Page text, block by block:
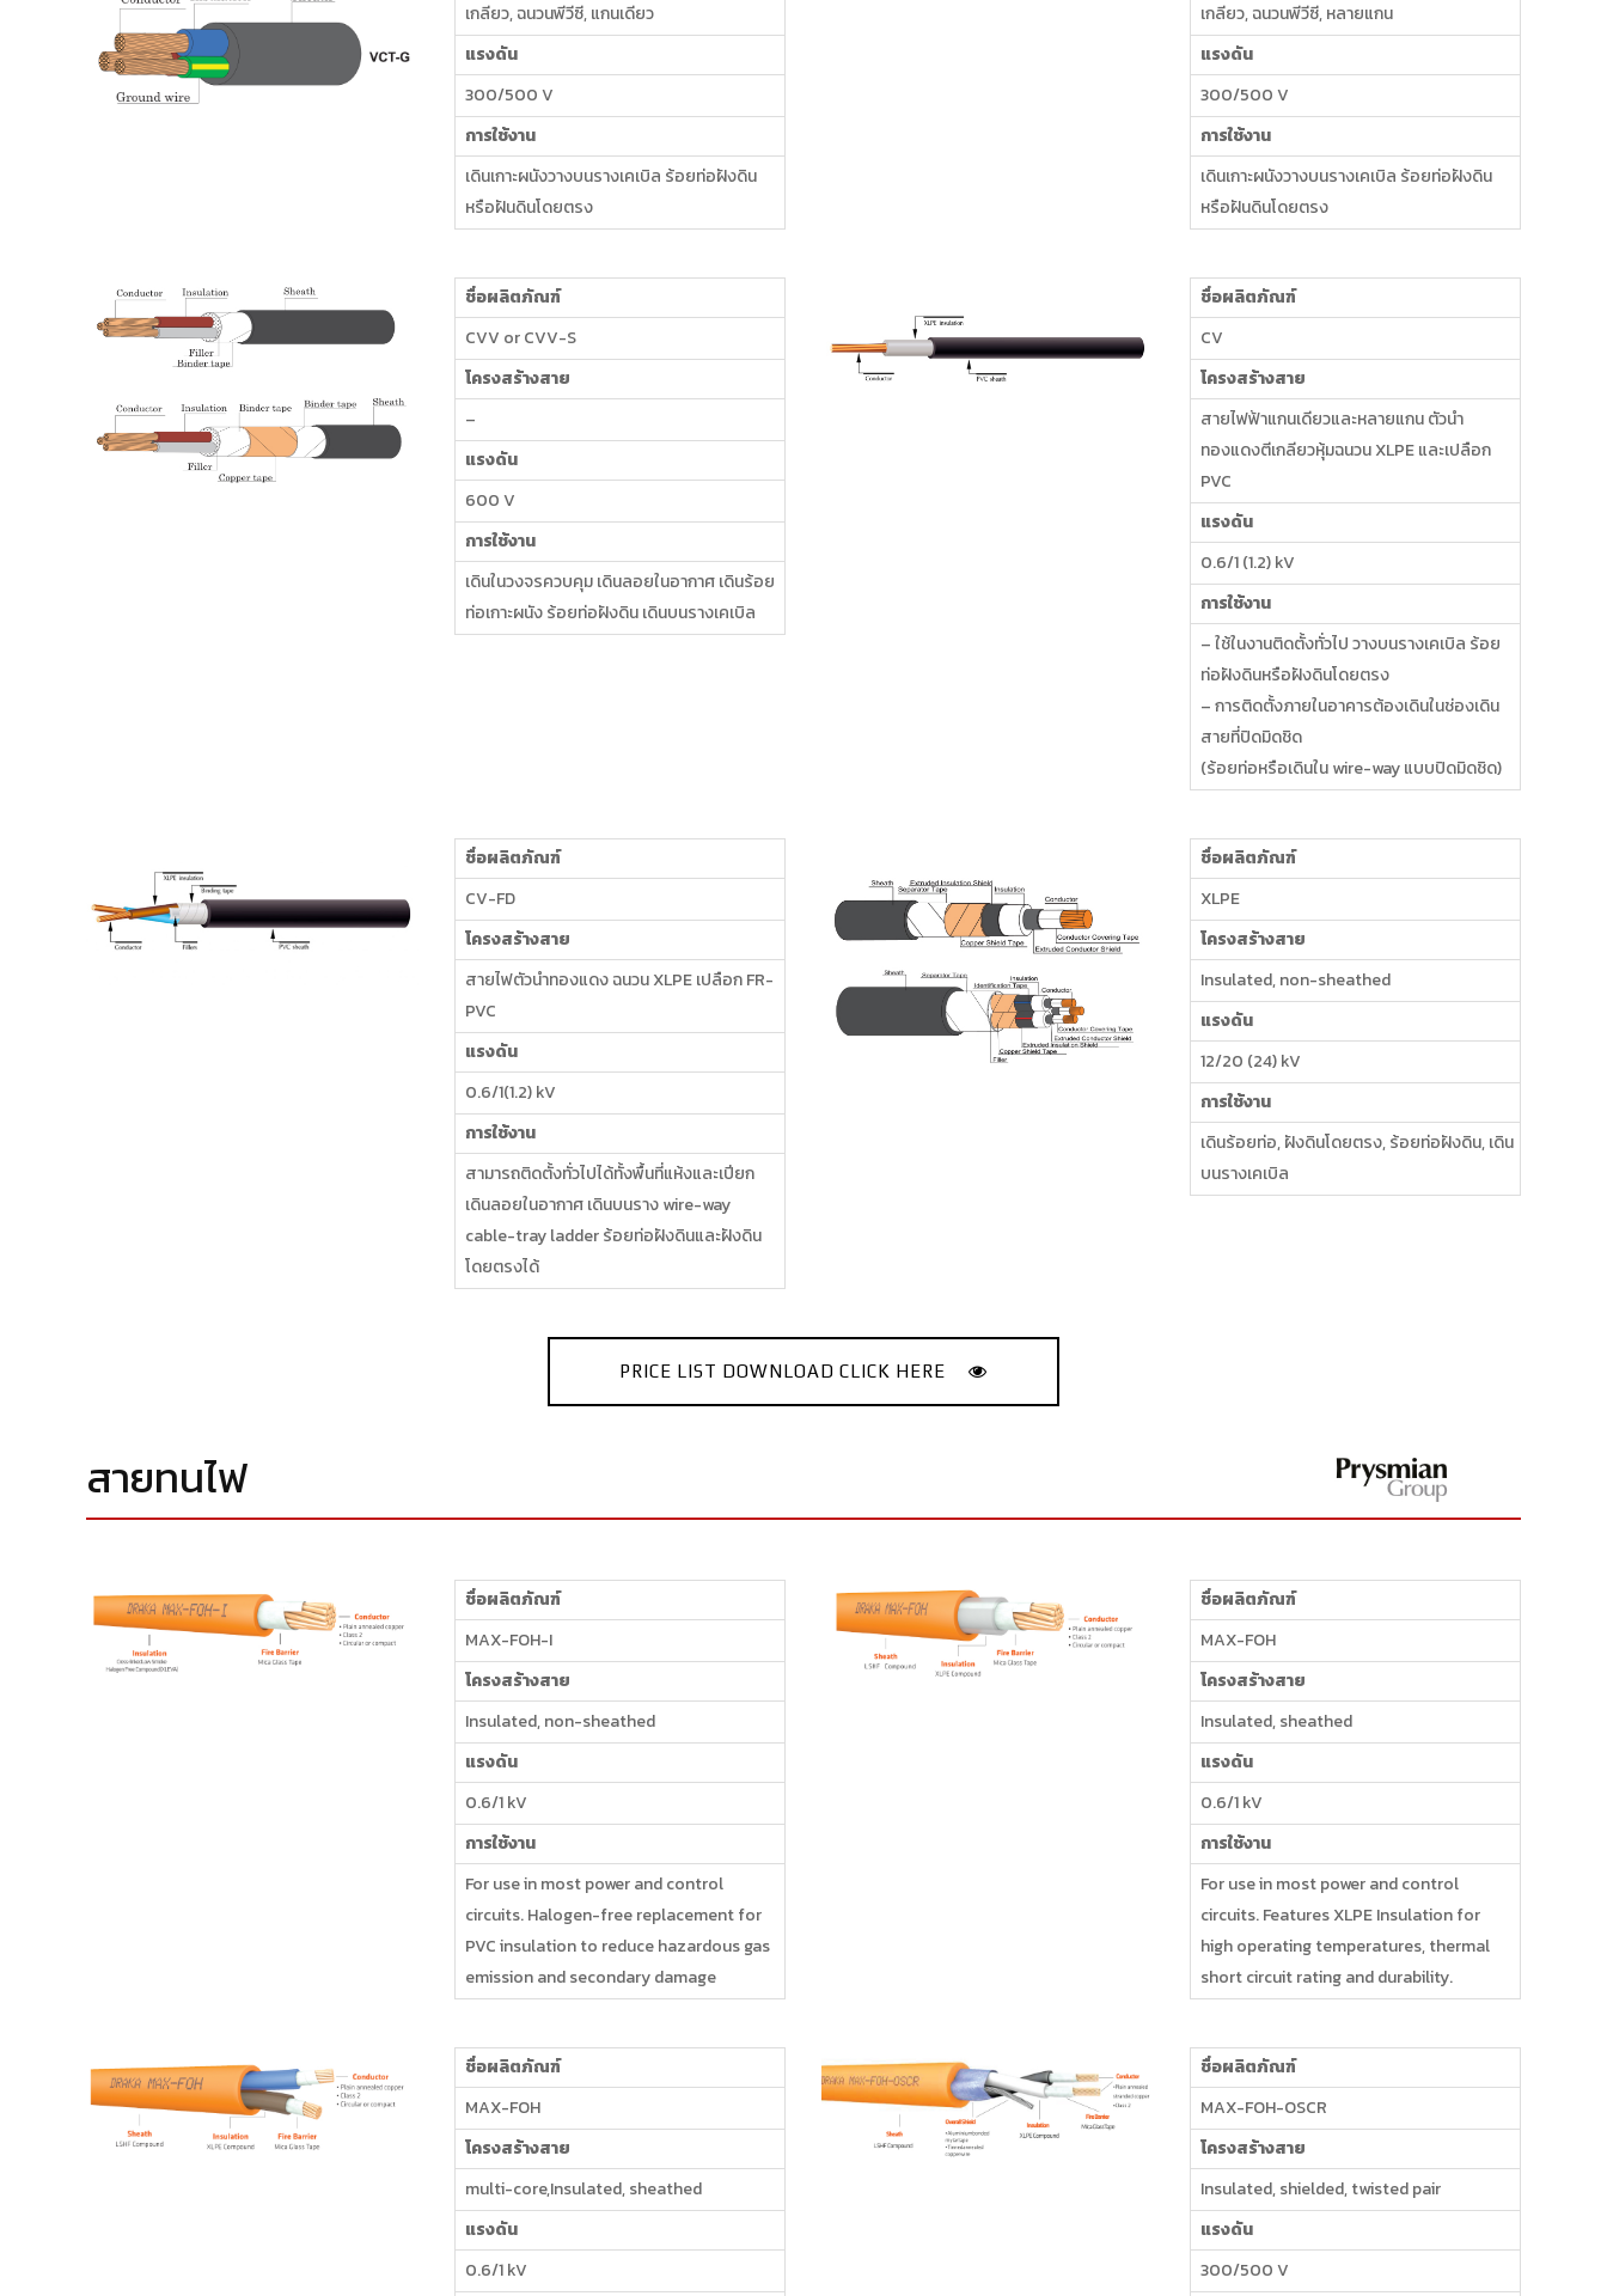
เกลียว, ฉนวนพีวีซี, แกนเดียว
แรงดัน
300/500 V
การใช้งาน
เดินเกาะผนังวางบนรางเคเบิล ร้อยท่อฝังดิน
หรือฝันดินโดยตรง
เกลียว, ฉนวนพีวีซี, หลายแกน
แรงดัน
300/500 V
การใช้งาน
เดินเกาะผนังวางบนรางเคเบิล ร้อยท่อฝังดิน
หรือฝันดินโดยตรง
ชื่อผลิตภัณฑ์
CVV or CVV-S
โครงสร้างสาย
–
แรงดัน
600 V
การใช้งาน
เดินในวงจรควบคุม เดินลอยในอากาศ เดินร้อย
ท่อเกาะผนัง ร้อยท่อฝังดิน เดินบนรางเคเบิล
ชื่อผลิตภัณฑ์
CV
โครงสร้างสาย
สายไฟฟ้าแกนเดียวและหลายแกน ตัวนำ
ทองแดงตีเกลียวหุ้มฉนวน XLPE และเปลือก
PVC
แรงดัน
0.6/1 (1.2) kV
การใช้งาน
– ใช้ในงานติดตั้งทั่วไป วางบนรางเคเบิล ร้อย
ท่อฝังดินหรือฝังดินโดยตรง
– การติดตั้งภายในอาคารต้องเดินในช่องเดิน
สายที่ปิดมิดชิด
(ร้อยท่อหรือเดินใน wire-way แบบปิดมิดชิด)
ชื่อผลิตภัณฑ์
CV-FD
โครงสร้างสาย
สายไฟตัวนำทองแดง ฉนวน XLPE เปลือก FR-
PVC
แรงดัน
0.6/1(1.2) kV
การใช้งาน
สามารถติดตั้งทั่วไปได้ทั้งพื้นที่แห้งและเปียก
เดินลอยในอากาศ เดินบนราง wire-way
cable-tray ladder ร้อยท่อฝังดินและฝังดิน
โดยตรงได้
ชื่อผลิตภัณฑ์
XLPE
โครงสร้างสาย
Insulated, non-sheathed
แรงดัน
12/20 (24) kV
การใช้งาน
เดินร้อยท่อ, ฝังดินโดยตรง, ร้อยท่อฝังดิน, เดิน
บนรางเคเบิล
PRICE LIST DOWNLOAD CLICK HERE
สายทนไฟ
ชื่อผลิตภัณฑ์
MAX-FOH-I
โครงสร้างสาย
Insulated, non-sheathed
แรงดัน
0.6/1 kV
การใช้งาน
For use in most power and control
circuits. Halogen-free replacement for
PVC insulation to reduce hazardous gas
emission and secondary damage
ชื่อผลิตภัณฑ์
MAX-FOH
โครงสร้างสาย
Insulated, sheathed
แรงดัน
0.6/1 kV
การใช้งาน
For use in most power and control
circuits. Features XLPE Insulation for
high operating temperatures, thermal
short circuit rating and durability.
ชื่อผลิตภัณฑ์
MAX-FOH
โครงสร้างสาย
multi-core,Insulated, sheathed
แรงดัน
0.6/1 kV
ชื่อผลิตภัณฑ์
MAX-FOH-OSCR
โครงสร้างสาย
Insulated, shielded, twisted pair
แรงดัน
300/500 V